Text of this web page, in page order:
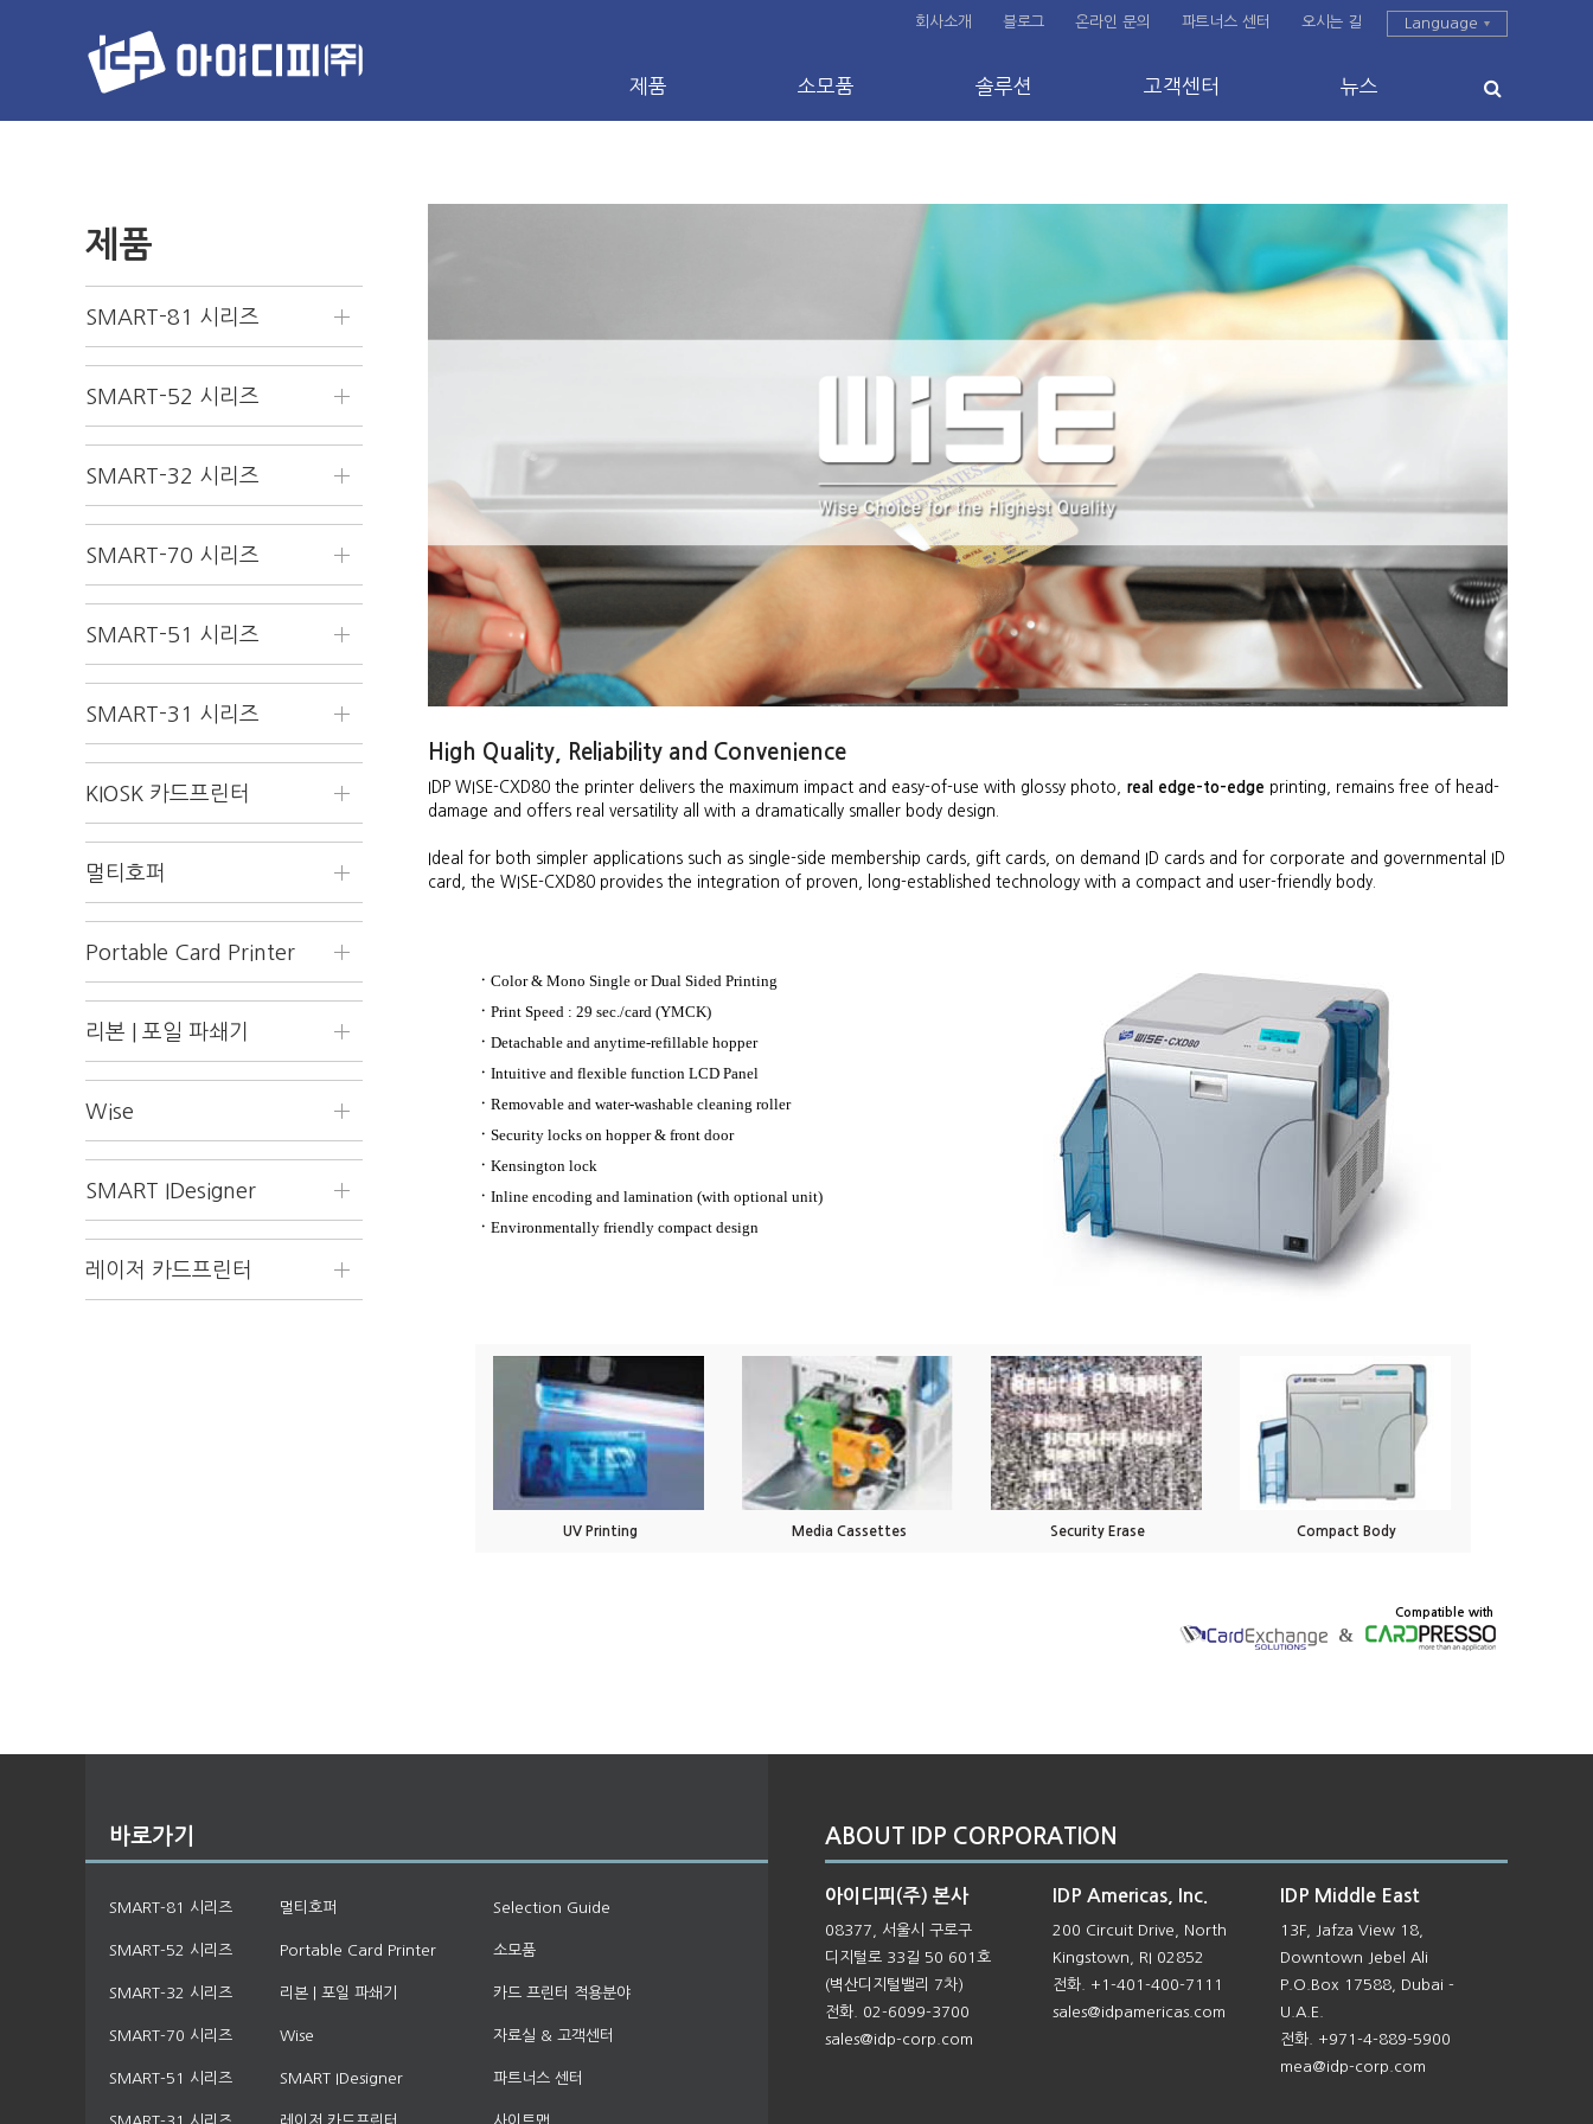
제품 소모품 솔루션 고객센터 뉴스
회사소개 블로그 온라인 문의 파트너스 센터 오시는 길 Language
제품
SMART-81 시리즈
SMART-52 시리즈
SMART-32 시리즈
SMART-70 시리즈
SMART-51 시리즈
SMART-31 시리즈
KIOSK 카드프린터
멀티호퍼
Portable Card Printer
리본 | 포일 파쇄기
Wise
SMART IDesigner
레이저 카드프린터
High Quality, Reliability and Convenience
IDP WISE-CXD80 the printer delivers the maximum impact and easy-of-use with glossy photo, real edge-to-edge printing, remains free of head-
damage and offers real versatility all with a dramatically smaller body design.
Ideal for both simpler applications such as single-side membership cards, gift cards, on demand ID cards and for corporate and governmental ID
card, the WISE-CXD80 provides the integration of proven, long-established technology with a compact and user-friendly body.
ㆍ Color & Mono Single or Dual Sided Printing
ㆍ Print Speed : 29 sec./card (YMCK)
ㆍ Detachable and anytime-refillable hopper
ㆍ Intuitive and flexible function LCD Panel
ㆍ Removable and water-washable cleaning roller
ㆍ Security locks on hopper & front door
ㆍ Kensington lock
ㆍ Inline encoding and lamination (with optional unit)
ㆍ Environmentally friendly compact design
UV Printing Media Cassettes Security Erase Compact Body
Compatible with
&
바로가기
SMART-81 시리즈
SMART-52 시리즈
SMART-32 시리즈
SMART-70 시리즈
SMART-51 시리즈
멀티호퍼
Portable Card Printer
리본 | 포일 파쇄기
Wise
SMART IDesigner
Selection Guide
소모품
카드 프린터 적용분야
자료실 & 고객센터
파트너스 센터
ABOUT IDP CORPORATION
아이디피(주) 본사
08377, 서울시 구로구
디지털로 33길 50 601호
(벽산디지털밸리 7차)
전화. 02-6099-3700
sales@idp-corp.com
IDP Americas, Inc.
200 Circuit Drive, North
Kingstown, RI 02852
전화. +1-401-400-7111
sales@idpamericas.com
IDP Middle East
13F, Jafza View 18,
Downtown Jebel Ali
P.O.Box 17588, Dubai -
U.A.E.
전화. +971-4-889-5900
mea@idp-corp.com